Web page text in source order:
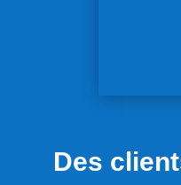
Des